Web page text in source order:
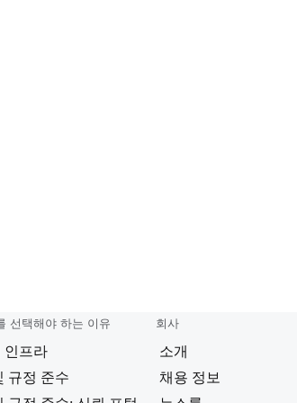
선택해야 하는 이유
인프라
규정 준수
회사
소개
채용 정보